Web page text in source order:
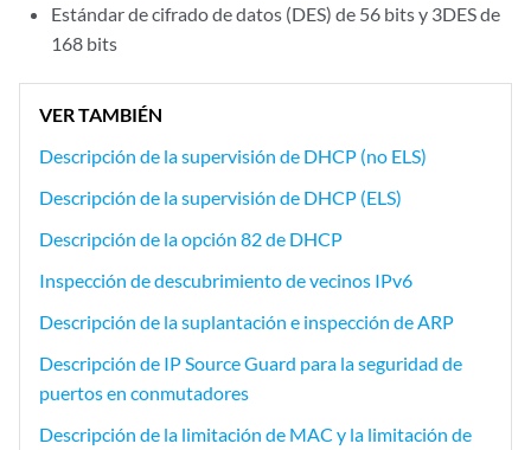
Estándar de cifrado de datos (DES) de 56 bits y 3DES de
168 bits
VER TAMBIÉN
Descripción de la supervisión de DHCP (no ELS)
Descripción de la supervisión de DHCP (ELS)
Descripción de la opción 82 de DHCP
Inspección de descubrimiento de vecinos IPv6
Descripción de la suplantación e inspección de ARP
Descripción de IP Source Guard para la seguridad de
puertos en conmutadores
Descripción de la limitación de MAC y la limitación de